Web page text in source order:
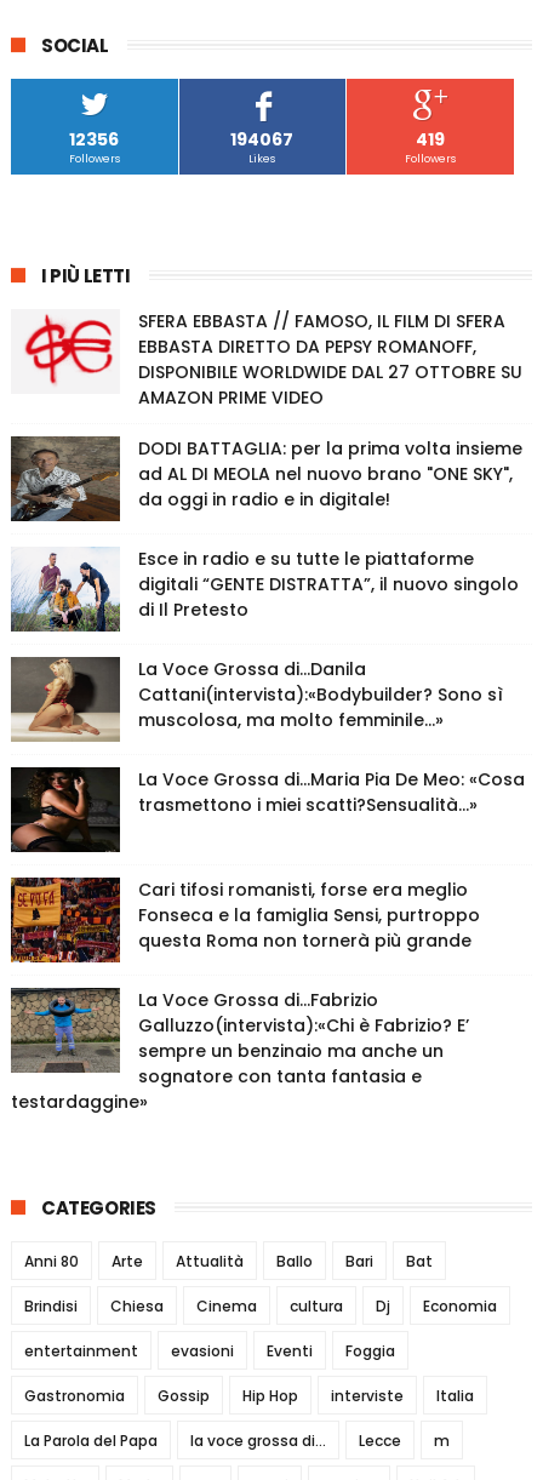
SOCIAL
12356
Followers
194067
Likes
419
Followers
I PIÙ LETTI
SFERA EBBASTA // FAMOSO, IL FILM DI SFERA
EBBASTA DIRETTO DA PEPSY ROMANOFF,
DISPONIBILE WORLDWIDE DAL 27 OTTOBRE SU
AMAZON PRIME VIDEO
DODI BATTAGLIA: per la prima volta insieme
ad AL DI MEOLA nel nuovo brano "ONE SKY",
da oggi in radio e in digitale!
Esce in radio e su tutte le piattaforme
digitali “GENTE DISTRATTA”, il nuovo singolo
di Il Pretesto
La Voce Grossa di…Danila
Cattani(intervista):«Bodybuilder? Sono sì
muscolosa, ma molto femminile…»
La Voce Grossa di…Maria Pia De Meo: «Cosa
trasmettono i miei scatti?Sensualità…»
Cari tifosi romanisti, forse era meglio
Fonseca e la famiglia Sensi, purtroppo
questa Roma non tornerà più grande
La Voce Grossa di…Fabrizio
Galluzzo(intervista):«Chi è Fabrizio? E’
sempre un benzinaio ma anche un
sognatore con tanta fantasia e
testardaggine»
CATEGORIES
Anni 80 Arte Attualità Ballo Bari Bat
Brindisi Chiesa Cinema cultura Dj Economia
entertainment evasioni Eventi Foggia
Gastronomia Gossip Hip Hop interviste Italia
La Parola del Papa la voce grossa di... Lecce m